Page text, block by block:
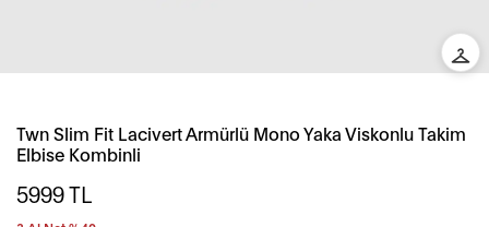
Twn Slim Fit Lacivert Armürlü Mono Yaka Viskonlu Takim
Elbise Kombinli
5999TL